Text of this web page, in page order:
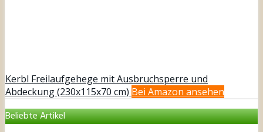
Kerbl Freilaufgehege mit Ausbruchsperre und
Abdeckung (230x115x70 cm) Bei Amazon ansehen
Beliebte Artikel